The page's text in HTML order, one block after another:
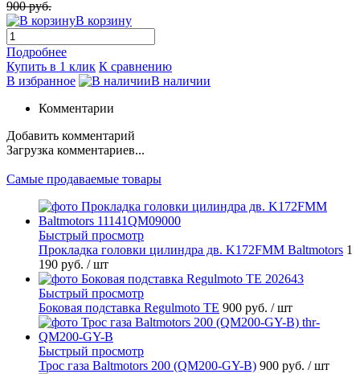
900 руб.
В корзину
Подробнее
Купить в 1 клик К сравнению
В избранное
В наличии
Комментарии
Добавить комментарий
Загрузка комментариев...
Самые продаваемые товары
Быстрый просмотр
Прокладка головки цилиндра дв. K172FMM Baltmotors 1
190 руб. / шт
Быстрый просмотр
Боковая подставка Regulmoto TE 900 руб. / шт
Быстрый просмотр
Трос газа Baltmotors 200 (QM200-GY-B) 900 руб. / шт